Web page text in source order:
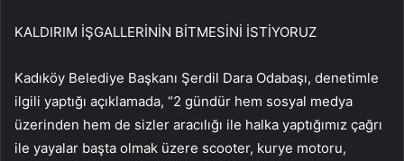
KALDIRIM İŞGALLERİNİN BİTMESİNİ İSTİYORUZ
Kadıköy Belediye Başkanı Şerdil Dara Odabaşı, denetimle
ilgili yaptığı açıklamada, “2 gündür hem sosyal medya
üzerinden hem de sizler aracılığı ile halka yaptığımız çağrı
ile yayalar başta olmak üzere scooter, kurye motoru,